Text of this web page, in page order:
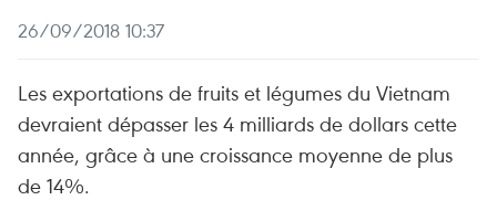
26/09/2018 10:37
Les exportations de fruits et légumes du Vietnam
devraient dépasser les 4 milliards de dollars cette
année, grâce à une croissance moyenne de plus
de 14%.